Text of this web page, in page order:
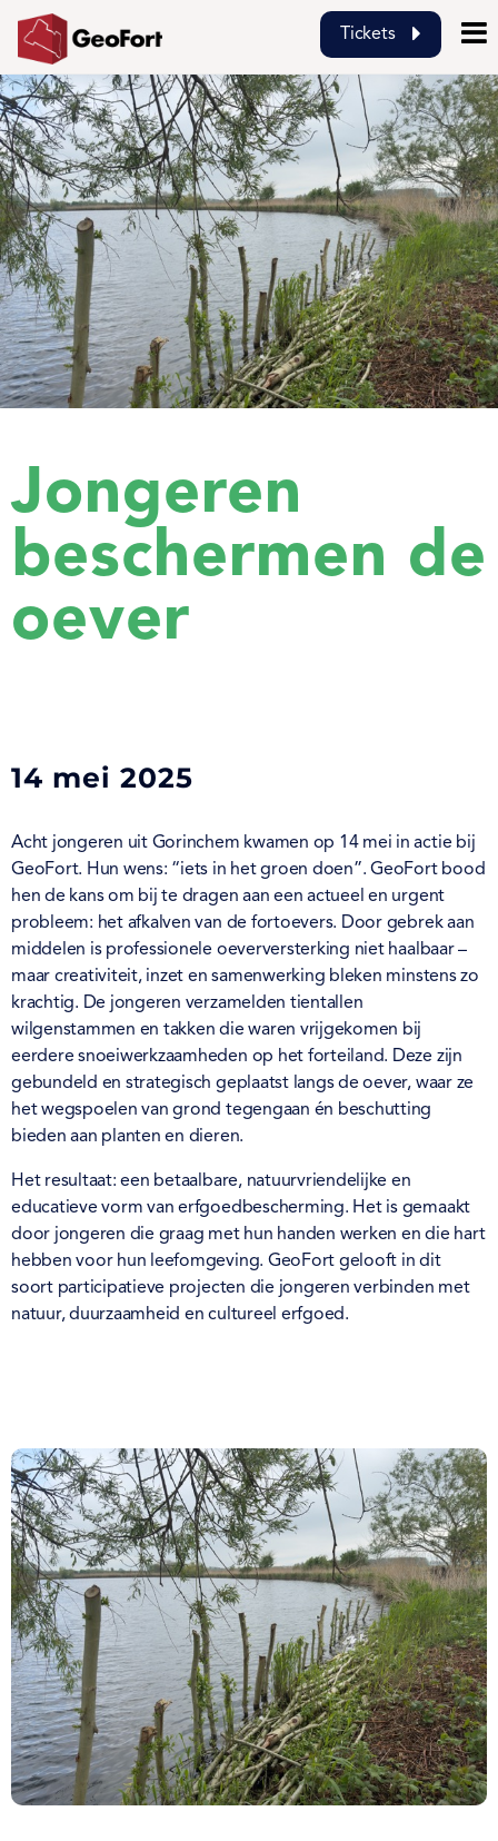
Tickets
Jongeren
beschermen de
oever
14 mei 2025
Acht jongeren uit Gorinchem kwamen op 14 mei in actie bij
GeoFort. Hun wens: “iets in het groen doen”. GeoFort bood
hen de kans om bij te dragen aan een actueel en urgent
probleem: het afkalven van de fortoevers. Door gebrek aan
middelen is professionele oeverversterking niet haalbaar –
maar creativiteit, inzet en samenwerking bleken minstens zo
krachtig. De jongeren verzamelden tientallen
wilgenstammen en takken die waren vrijgekomen bij
eerdere snoeiwerkzaamheden op het forteiland. Deze zijn
gebundeld en strategisch geplaatst langs de oever, waar ze
het wegspoelen van grond tegengaan én beschutting
bieden aan planten en dieren.
Het resultaat: een betaalbare, natuurvriendelijke en
educatieve vorm van erfgoedbescherming. Het is gemaakt
door jongeren die graag met hun handen werken en die hart
hebben voor hun leefomgeving. GeoFort gelooft in dit
soort participatieve projecten die jongeren verbinden met
natuur, duurzaamheid en cultureel erfgoed.